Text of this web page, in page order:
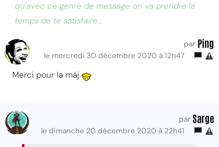
qu'avec ce genre de message on va prendre le
temps de te satisfaire...
par Ping
le mercredi 30 décembre 2020 à 12h47
Merci pour la màj
par Sarge
le dimanche 20 décembre 2020 à 22h41